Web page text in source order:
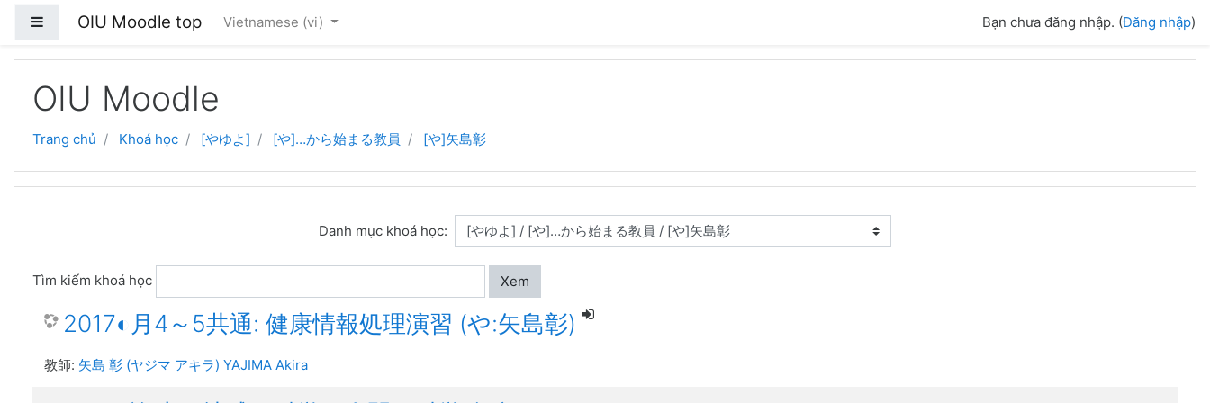
Side panelOIU Moodle top Vietnamese ‎(vi)‎ Bạn chưa đăng nhập. (Đăng nhập)
OIU Moodle
Trang chủ Khoá học [やゆよ] [や]…から始まる教員 [や]矢島彰
Danh mục khoá học:
Tìm kiếm khoá học Xem
2017◐月4～5共通: 健康情報処理演習 (や:矢島彰)
教師: 矢島 彰 (ヤジマ アキラ) YAJIMA Akira